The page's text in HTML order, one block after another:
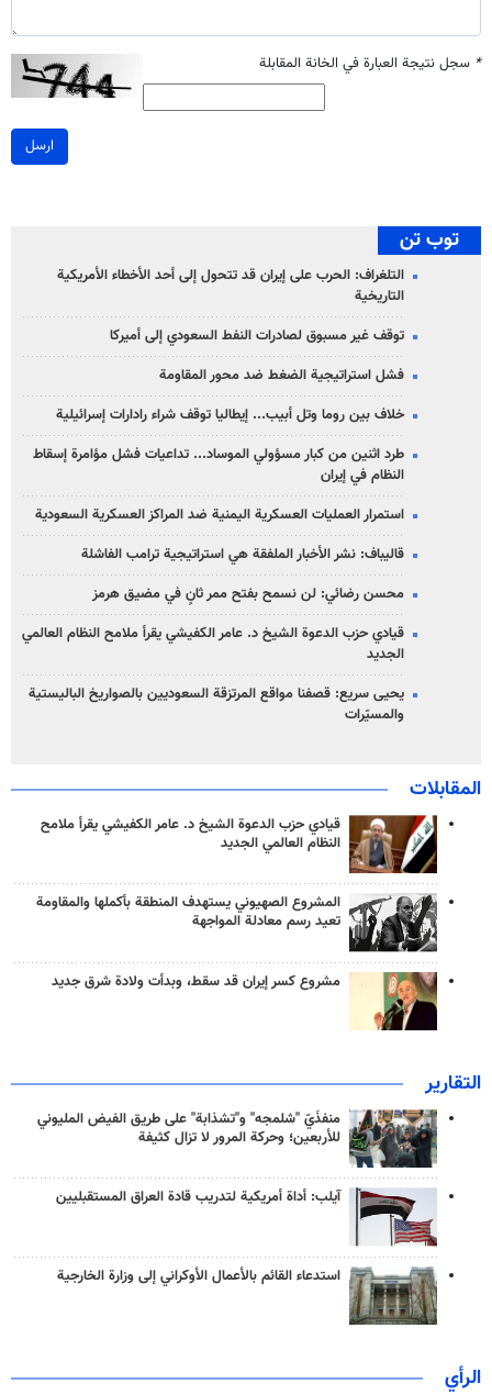
* سجل نتيجة العبارة في الخانة المقابلة
ارسل
توب تن
التلغراف: الحرب على إيران قد تتحول إلى أحد الأخطاء الأمريكية
التاريخية
توقف غير مسبوق لصادرات النفط السعودي إلى أميركا
فشل استراتيجية الضغط ضد محور المقاومة
خلاف بين روما وتل أبيب... إيطاليا توقف شراء رادارات إسرائيلية
طرد اثنين من كبار مسؤولي الموساد... تداعيات فشل مؤامرة إسقاط
النظام في إيران
استمرار العمليات العسكرية اليمنية ضد المراكز العسكرية السعودية
قاليباف: نشر الأخبار الملفقة هي استراتيجية ترامب الفاشلة
محسن رضائي: لن نسمح بفتح ممر ثانٍ في مضيق هرمز
قيادي حزب الدعوة الشيخ د. عامر الكفيشي يقرأ ملامح النظام العالمي
الجديد
يحيى سريع: قصفنا مواقع المرتزقة السعوديين بالصواريخ الباليستية
والمسيّرات
المقابلات
قيادي حزب الدعوة الشيخ د. عامر الكفيشي يقرأ ملامح
النظام العالمي الجديد
المشروع الصهيوني يستهدف المنطقة بأكملها والمقاومة
تعيد رسم معادلة المواجهة
مشروع كسر إيران قد سقط، وبدأت ولادة شرق جديد
التقارير
منفذَيّ "شلمجه" و"تشذابة" على طريق الفيض المليوني
للأربعين؛ وحركة المرور لا تزال كثيفة
آيلب: أداة أمريكية لتدريب قادة العراق المستقبليين
استدعاء القائم بالأعمال الأوكراني إلى وزارة الخارجية
الرأي